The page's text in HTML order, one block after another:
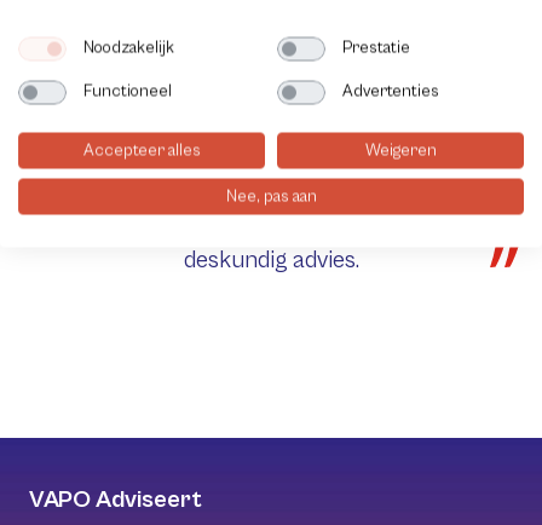
We zijn experts in geautomatiseerde
afsluiters, met ruime voorraad en
deskundig advies.
VAPO Adviseert
Noodzakelijk Prestatie
Functioneel Advertenties
Accepteer alles Weigeren
Nee, pas aan